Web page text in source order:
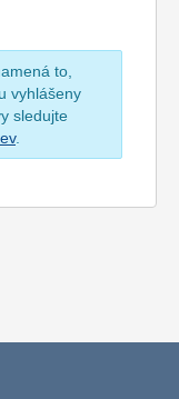
to,
vyhlášeny
sledujte
.